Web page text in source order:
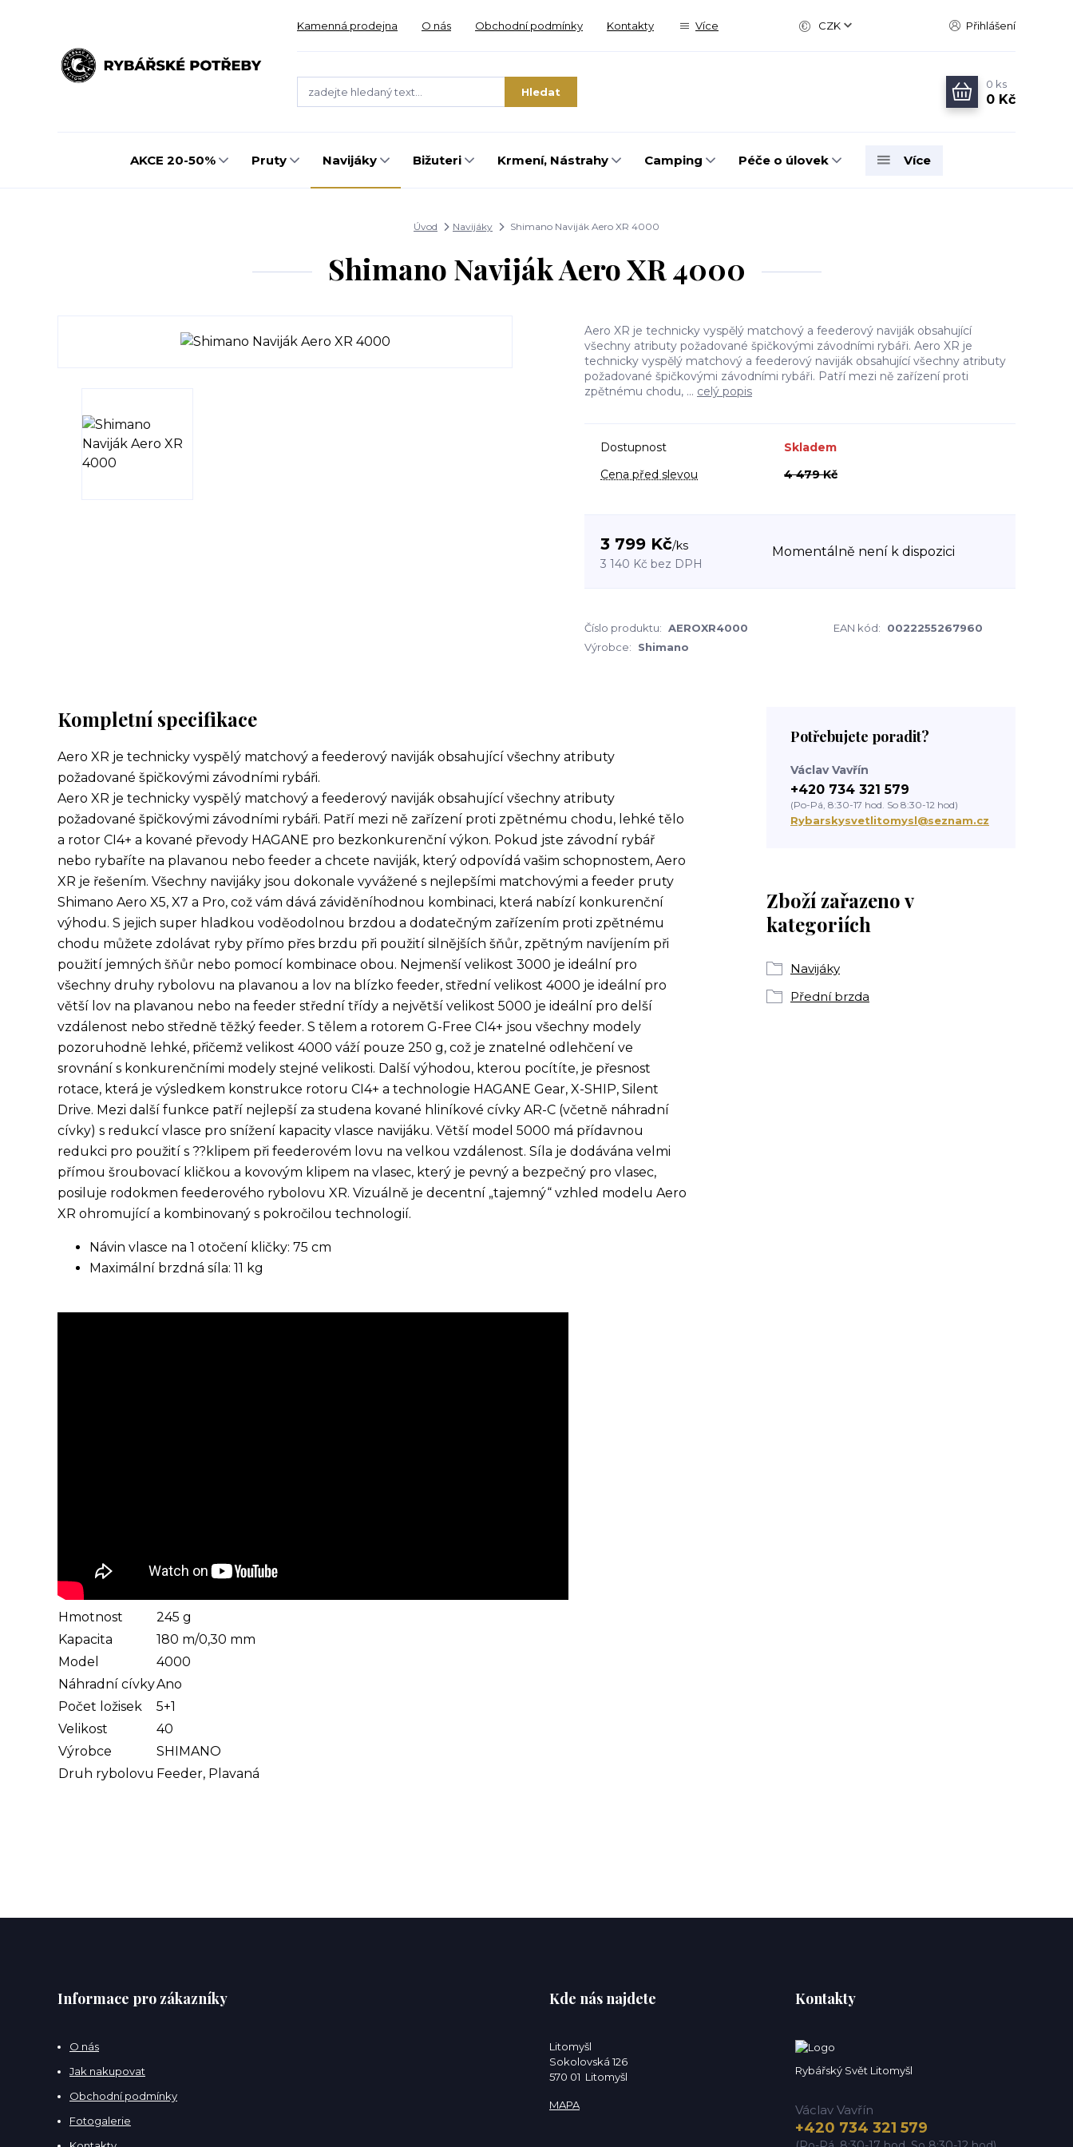
Kamenná prodejna O nás Obchodní podmínky Kontakty Více CZK Přihlášení
Hledat
0 ks
0 Kč
AKCE 20-50% Pruty Navijáky Bižuteri Krmení, Nástrahy Camping Péče o úlovek Více
Úvod Navijáky Shimano Naviják Aero XR 4000
Shimano Naviják Aero XR 4000
Aero XR je technicky vyspělý matchový a feederový naviják obsahující
všechny atributy požadované špičkovými závodními rybáři. Aero XR je
technicky vyspělý matchový a feederový naviják obsahující všechny atributy
požadované špičkovými závodními rybáři. Patří mezi ně zařízení proti
zpětnému chodu, ... celý popis
Dostupnost
Skladem
Cena před slevou
4 479 Kč
3 799 Kč/ks
3 140 Kč bez DPH
Momentálně není k dispozici
Číslo produktu: AEROXR4000 EAN kód:
0022255267960
Výrobce:
Shimano
Kompletní specifikace
Aero XR je technicky vyspělý matchový a feederový naviják obsahující všechny atributy
požadované špičkovými závodními rybáři.
Aero XR je technicky vyspělý matchový a feederový naviják obsahující všechny atributy
požadované špičkovými závodními rybáři. Patří mezi ně zařízení proti zpětnému chodu, lehké tělo
a rotor CI4+ a kované převody HAGANE pro bezkonkurenční výkon. Pokud jste závodní rybář
nebo rybaříte na plavanou nebo feeder a chcete naviják, který odpovídá vašim schopnostem, Aero
XR je řešením. Všechny navijáky jsou dokonale vyvážené s nejlepšími matchovými a feeder pruty
Shimano Aero X5, X7 a Pro, což vám dává záviděníhodnou kombinaci, která nabízí konkurenční
výhodu. S jejich super hladkou voděodolnou brzdou a dodatečným zařízením proti zpětnému
chodu můžete zdolávat ryby přímo přes brzdu při použití silnějších šňůr, zpětným navíjením při
použití jemných šňůr nebo pomocí kombinace obou. Nejmenší velikost 3000 je ideální pro
všechny druhy rybolovu na plavanou a lov na blízko feeder, střední velikost 4000 je ideální pro
větší lov na plavanou nebo na feeder střední třídy a největší velikost 5000 je ideální pro delší
vzdálenost nebo středně těžký feeder. S tělem a rotorem G-Free CI4+ jsou všechny modely
pozoruhodně lehké, přičemž velikost 4000 váží pouze 250 g, což je znatelné odlehčení ve
srovnání s konkurenčními modely stejné velikosti. Další výhodou, kterou pocítíte, je přesnost
rotace, která je výsledkem konstrukce rotoru CI4+ a technologie HAGANE Gear, X-SHIP, Silent
Drive. Mezi další funkce patří nejlepší za studena kované hliníkové cívky AR-C (včetně náhradní
cívky) s redukcí vlasce pro snížení kapacity vlasce navijáku. Větší model 5000 má přídavnou
redukci pro použití s ??klipem při feederovém lovu na velkou vzdálenost. Síla je dodávána velmi
přímou šroubovací kličkou a kovovým klipem na vlasec, který je pevný a bezpečný pro vlasec,
posiluje rodokmen feederového rybolovu XR. Vizuálně je decentní „tajemný“ vzhled modelu Aero
XR ohromující a kombinovaný s pokročilou technologií.
Návin vlasce na 1 otočení kličky: 75 cm
Maximální brzdná síla: 11 kg
Hmotnost
245 g
Kapacita
180 m/0,30 mm
Model
4000
Náhradní cívkyAno
Počet ložisek
5+1
Velikost
40
Výrobce
SHIMANO
Druh rybolovu Feeder, Plavaná
Zboží zařazeno v
kategoriích
Navijáky
Přední brzda
Potřebujete poradit?
Václav Vavřín
+420 734 321 579
(Po-Pá, 8:30-17 hod. So 8:30-12 hod)
Rybarskysvetlitomysl@seznam.cz
Informace pro zákazníky
O nás
Jak nakupovat
Obchodní podmínky
Fotogalerie
Kde nás najdete
Litomyšl
Sokolovská 126
570 01 Litomyšl
MAPA
Kontakty
Rybářský Svět Litomyšl
Václav Vavřín
+420 734 321 579